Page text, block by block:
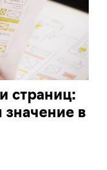
страниц:
в